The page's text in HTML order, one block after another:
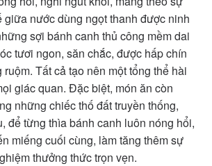
giữa nước dùng ngọt thanh được ninh
sợi bánh canh thủ công mềm dai
tươi ngon, săn chắc, được hấp chín
Tất cả tạo nên một tổng thể hài
giác quan. Đặc biệt, món ăn còn
những chiếc thố đất truyền thống,
để từng thìa bánh canh luôn nóng hổi,
miếng cuối cùng, làm tăng thêm sự
thưởng thức trọn vẹn.